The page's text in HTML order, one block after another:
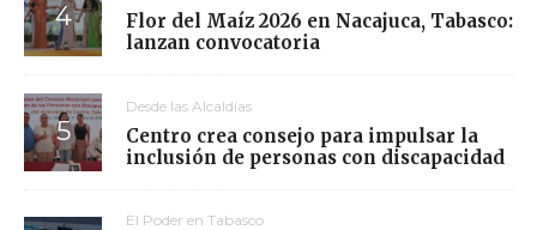
Flor del Maíz 2026 en Nacajuca, Tabasco:
lanzan convocatoria
Desde las Alcaldías
Centro crea consejo para impulsar la
inclusión de personas con discapacidad
El Poder en Tabasco